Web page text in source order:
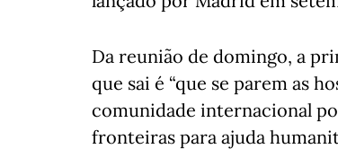
Da reunião de domingo, a
que sai é “que se parem as
comunidade internacional
fronteiras para ajuda